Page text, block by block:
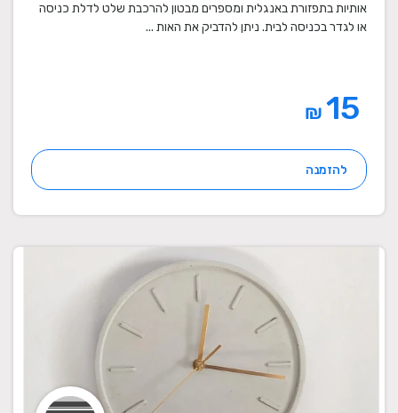
אותיות בתפזורת באנגלית ומספרים מבטון להרכבת שלט לדלת כניסה
או לגדר בכניסה לבית. ניתן להדביק את האות ...
₪
להזמנה